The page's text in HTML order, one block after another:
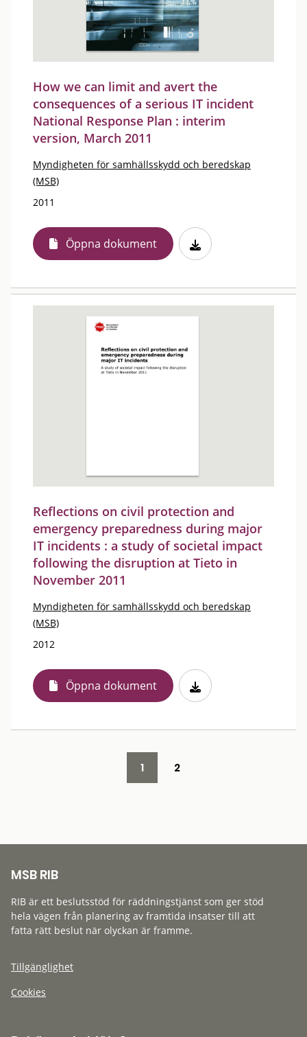
How we can limit and avert the
consequences of a serious IT incident
National Response Plan : interim
version, March 2011
Myndigheten för samhällsskydd och beredskap
(MSB)
2011
Öppna dokument
Reflections on civil protection and
emergency preparedness during major
IT incidents : a study of societal impact
following the disruption at Tieto in
November 2011
Myndigheten för samhällsskydd och beredskap
(MSB)
2012
Öppna dokument
1 2
MSB RIB
RIB är ett beslutsstöd för räddningstjänst som ger stöd
hela vägen från planering av framtida insatser till att
fatta rätt beslut när olyckan är framme.
Tillgänglighet
Cookies